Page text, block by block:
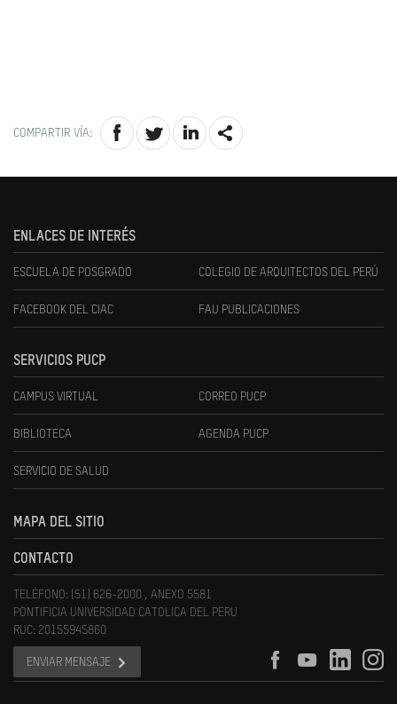
COMPARTIR VÍA:
ENLACES DE INTERÉS
ESCUELA DE POSGRADO COLEGIO DE ARQUITECTOS DEL PERÚ
FACEBOOK DEL CIAC FAU PUBLICACIONES
SERVICIOS PUCP
CAMPUS VIRTUAL CORREO PUCP
BIBLIOTECA AGENDA PUCP
SERVICIO DE SALUD
MAPA DEL SITIO
CONTACTO
TELÉFONO: (51) 626-2000 , ANEXO 5581
PONTIFICIA UNIVERSIDAD CATOLICA DEL PERU
RUC: 20155945860
ENVIAR MENSAJE